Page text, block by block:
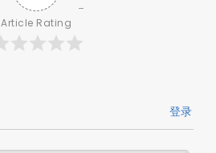
Article Rating
登录